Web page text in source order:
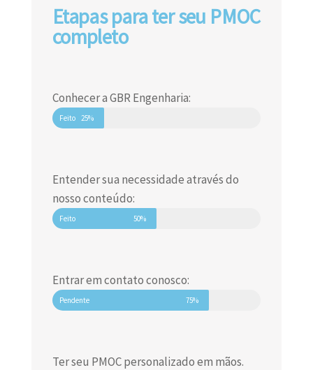
Etapas para ter seu PMOC
completo
Conhecer a GBR Engenharia:
Feito 25%
Entender sua necessidade através do
nosso conteúdo:
Feito 50%
Entrar em contato conosco:
Pendente 75%
Ter seu PMOC personalizado em mãos.